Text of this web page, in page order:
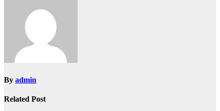
By admin
Related Post